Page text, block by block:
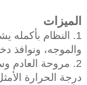
الميزات
1. النظام بأكمله
والموجه، ونوافذ
2. مروحة العادم